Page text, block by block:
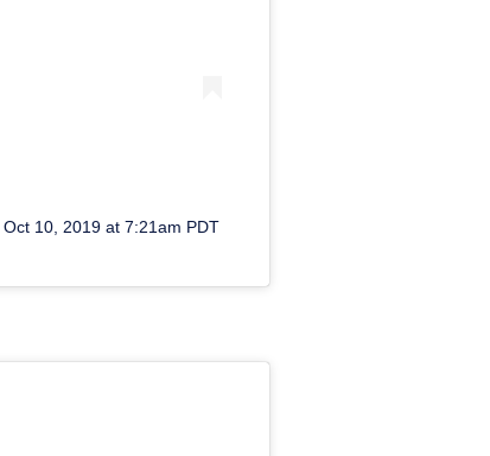
Oct 10, 2019 at 7:21am PDT